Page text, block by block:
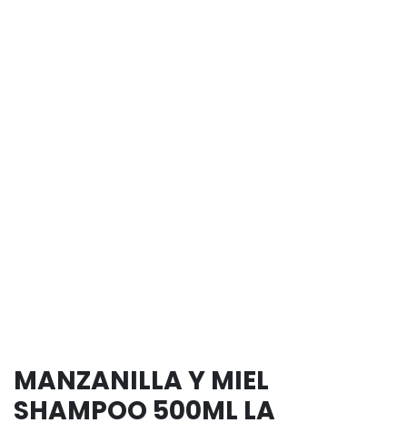
MANZANILLA Y MIEL
SHAMPOO 500ML LA